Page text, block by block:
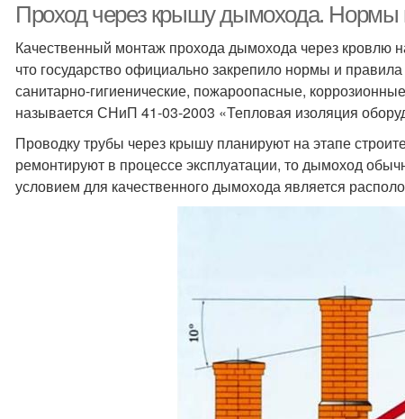
Проход через крышу дымохода. Нормы
Качественный монтаж прохода дымохода через кровлю
что государство официально закрепило нормы и
санитарно-гигиенические, пожароопасные,
называется СНиП 41-03-2003 «Тепловая изоляция
Проводку трубы через крышу планируют на этапе
ремонтируют в процессе эксплуатации, то дымоход
условием для качественного дымохода является